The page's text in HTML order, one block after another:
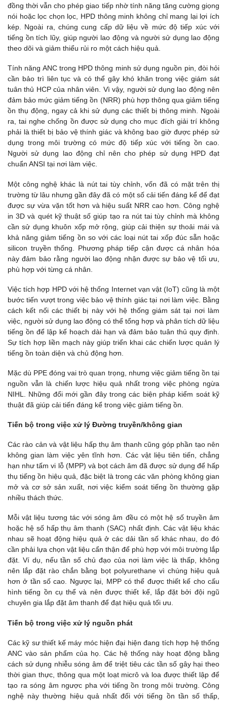
đồng thời vẫn cho phép giao tiếp nhờ tính năng tăng cường giọng
nói hoặc lọc chọn lọc, HPD thông minh không chỉ mang lại lợi ích
kép. Ngoài ra, chúng cung cấp dữ liệu về mức độ tiếp xúc với
tiếng ồn tích lũy, giúp người lao động và người sử dụng lao động
theo dõi và giảm thiểu rủi ro một cách hiệu quả.
Tính năng ANC trong HPD thông minh sử dụng nguồn pin, đòi hỏi
cần bảo trì liên tục và có thể gây khó khăn trong việc giám sát
tuân thủ HCP của nhân viên. Vì vậy, người sử dụng lao động nên
đảm bảo mức giảm tiếng ồn (NRR) phù hợp thông qua giảm tiếng
ồn thụ động, ngay cả khi sử dụng các thiết bị thông minh. Ngoài
ra, tai nghe chống ồn được sử dụng cho mục đích giải trí không
phải là thiết bị bảo vệ thính giác và không bao giờ được phép sử
dụng trong môi trường có mức độ tiếp xúc với tiếng ồn cao.
Người sử dụng lao động chỉ nên cho phép sử dụng HPD đạt
chuẩn ANSI tại nơi làm việc.
Một công nghệ khác là nút tai tùy chỉnh, vốn đã có mặt trên thị
trường từ lâu nhưng gần đây đã có một số cải tiến đáng kể để đạt
được sự vừa vặn tốt hơn và hiệu suất NRR cao hơn. Công nghệ
in 3D và quét kỹ thuật số giúp tạo ra nút tai tùy chỉnh mà không
cần sử dụng khuôn xốp mở rộng, giúp cải thiện sự thoải mái và
khả năng giảm tiếng ồn so với các loại nút tai xốp đúc sẵn hoặc
silicon truyền thống. Phương pháp tiếp cận được cá nhân hóa
này đảm bảo rằng người lao động nhận được sự bảo vệ tối ưu,
phù hợp với từng cá nhân.
Việc tích hợp HPD với hệ thống Internet vạn vật (IoT) cũng là một
bước tiến vượt trong việc bảo vệ thính giác tại nơi làm việc. Bằng
cách kết nối các thiết bị này với hệ thống giám sát tại nơi làm
việc, người sử dụng lao động có thể tổng hợp và phân tích dữ liệu
tiếng ồn để lập kế hoạch dài hạn và đảm bảo tuân thủ quy định.
Sự tích hợp liền mạch này giúp triển khai các chiến lược quản lý
tiếng ồn toàn diện và chủ động hơn.
Mặc dù PPE đóng vai trò quan trọng, nhưng việc giảm tiếng ồn tại
nguồn vẫn là chiến lược hiệu quả nhất trong việc phòng ngừa
NIHL. Những đổi mới gần đây trong các biện pháp kiểm soát kỹ
thuật đã giúp cải tiến đáng kể trong việc giảm tiếng ồn.
Tiến bộ trong việc xử lý Đường truyền/không gian
Các rào cản và vật liệu hấp thụ âm thanh cũng góp phần tạo nên
không gian làm việc yên tĩnh hơn. Các vật liệu tiên tiến, chẳng
hạn như tấm vi lỗ (MPP) và bọt cách âm đã được sử dụng để hấp
thụ tiếng ồn hiệu quả, đặc biệt là trong các văn phòng không gian
mở và cơ sở sản xuất, nơi việc kiểm soát tiếng ồn thường gặp
nhiều thách thức.
Mỗi vật liệu tương tác với sóng âm đều có một hệ số truyền âm
hoặc hệ số hấp thụ âm thanh (SAC) nhất định. Các vật liệu khác
nhau sẽ hoạt động hiệu quả ở các dải tần số khác nhau, do đó
cần phải lựa chọn vật liệu cẩn thận để phù hợp với môi trường lắp
đặt. Ví dụ, nếu tần số chủ đạo của nơi làm việc là thấp, không
nên lắp đặt rào chắn bằng bọt polyurethane vì chúng hiệu quả
hơn ở tần số cao. Ngược lại, MPP có thể được thiết kế cho cấu
hình tiếng ồn cụ thể và nên được thiết kế, lắp đặt bởi đội ngũ
chuyên gia lắp đặt âm thanh để đạt hiệu quả tối ưu.
Tiến bộ trong việc xử lý nguồn phát
Các kỹ sư thiết kế máy móc hiện đại hiện đang tích hợp hệ thống
ANC vào sản phẩm của họ. Các hệ thống này hoạt động bằng
cách sử dụng nhiễu sóng âm để triệt tiêu các tần số gây hại theo
thời gian thực, thông qua một loạt micrô và loa được thiết lập để
tạo ra sóng âm ngược pha với tiếng ồn trong môi trường. Công
nghệ này thường hiệu quả nhất đối với tiếng ồn tần số thấp,